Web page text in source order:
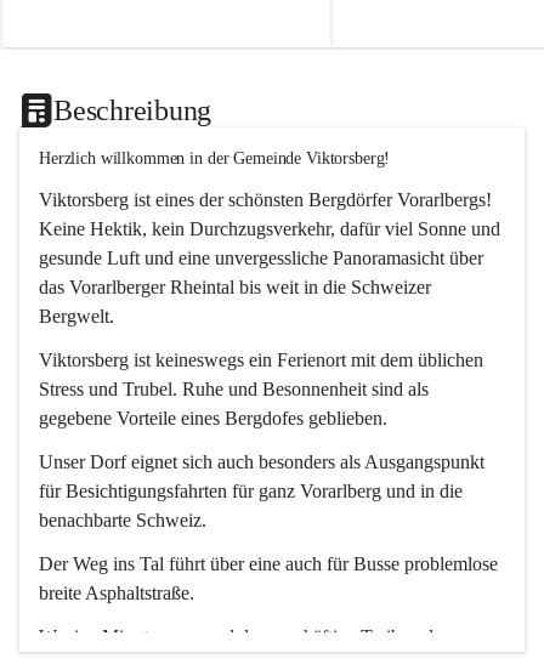
Beschreibung
Herzlich willkommen in der Gemeinde Viktorsberg!
Viktorsberg ist eines der schönsten Bergdörfer Vorarlbergs!
Keine Hektik, kein Durchzugsverkehr, dafür viel Sonne und
gesunde Luft und eine unvergessliche Panoramasicht über
das Vorarlberger Rheintal bis weit in die Schweizer
Bergwelt.
Viktorsberg ist keineswegs ein Ferienort mit dem üblichen
Stress und Trubel. Ruhe und Besonnenheit sind als
gegebene Vorteile eines Bergdofes geblieben.
Unser Dorf eignet sich auch besonders als Ausgangspunkt
für Besichtigungsfahrten für ganz Vorarlberg und in die
benachbarte Schweiz.
Der Weg ins Tal führt über eine auch für Busse problemlose
breite Asphaltstraße.
Wenige Minuten nur, und das geschäftige Treiben der